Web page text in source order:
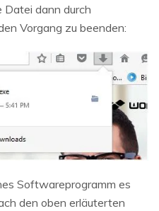
Datei dann durch
Vorgang zu beenden:
Softwareprogramm es
den oben erläuterten